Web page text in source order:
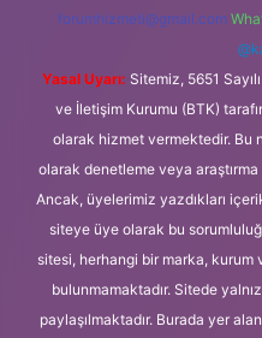
forumhizmeti@gmail.com
Yasal Uyarı: Sitemiz, 5651
ve İletişim Kurumu (BTK)
olarak hizmet vermektedir. Bu
olarak denetleme veya
Ancak, üyelerimiz yazdıkları
siteye üye olarak bu
sitesi, herhangi bir marka, kurum
bulunmamaktadır. Sitede
paylaşılmaktadır. Burada yer